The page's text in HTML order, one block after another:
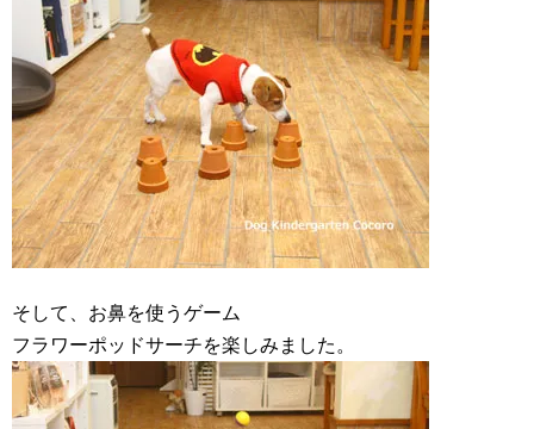
そして、お鼻を使うゲーム
フラワーポッドサーチを楽しみました。